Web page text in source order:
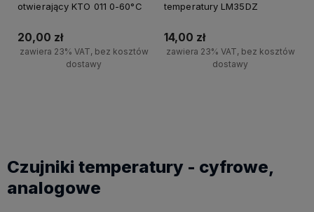
otwierający KTO 011 0-60°C
20,00 zł
zawiera 23% VAT, bez kosztów
dostawy
temperatury LM35DZ
14,00 zł
zawiera 23% VAT, bez kosztów
dostawy
Czujniki temperatury - cyfrowe,
analogowe